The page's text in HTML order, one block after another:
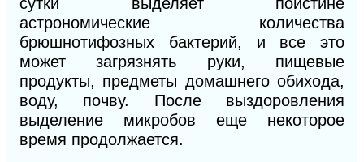
астрономические количества
брюшнотифозных бактерий, и все это
может загрязнять руки, пищевые
продукты, предметы домашнего обихода,
воду, почву. После выздоровления
выделение микробов еще некоторое
время продолжается.